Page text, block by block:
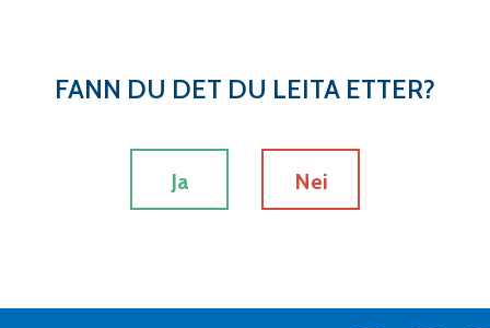
FANN DU DET DU LEITA ETTER?
Ja Nei